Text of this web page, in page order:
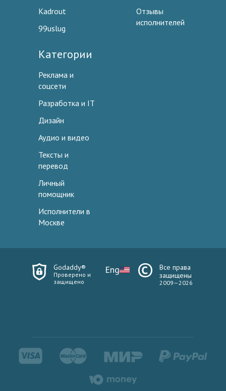
Kadrout
99uslug
Отзывы
исполнителей
Категории
Реклама и
соцсети
Разработка и IT
Дизайн
Аудио и видео
Тексты и
перевод
Личный
помощник
Исполнители в
Москве
Godaddy®
Проверено и
защищено
Eng
Все права
защищены
2009—2026